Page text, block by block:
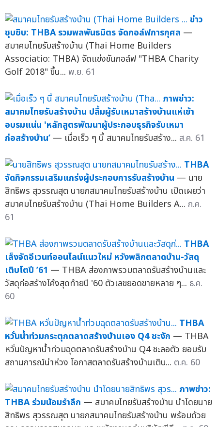
ข่าว
ซุบซิบ: THBA รวมพลพันธมิตร จัดกอล์ฟการกุศล —
สมาคมไทยรับสร้างบ้าน (Thai Home Builders
Associatio: THBA) จัดแข่งขันกอล์ฟ "THBA Charity
Golf 2018" ขึ้น... พ.ย. 61
ภาพข่าว:
สมาคมไทยรับสร้างบ้าน ปลื้มผู้รับเหมาสร้างบ้านแห่เข้า
อบรมแน่น 'หลักสูตรพัฒนาผู้ประกอบธุรกิจรับเหมา
ก่อสร้างบ้าน’ — เมื่อเร็ว ๆ นี้ สมาคมไทยรับสร้าง... ส.ค. 61
THBA
จัดกิจกรรมเสริมแกร่งผู้ประกอบการรับสร้างบ้าน — นาย
สิทธิพร สุวรรณสุต นายกสมาคมไทยรับสร้างบ้าน เปิดเผยว่า
สมาคมไทยรับสร้างบ้าน (Thai Home Builders A... ก.ค.
61
THBA
เล็งจัดอีเวนท์ออนไลน์แนวใหม่ หวังพลิกตลาดบ้าน-วัสดุ
เติบโตปี ’61 — THBA ส่องภาพรวมตลาดรับสร้างบ้านและ
วัสดุก่อสร้างโค้งสุดท้ายปี '60 ตัวเลขยอดขายหลาย ๆ... ธ.ค.
60
THBA
หวั่นน้ำท่วมกระตุกตลาดสร้างบ้านเอง Q4 ชะงัก — THBA
หวั่นปัญหาน้ำท่วมฉุดตลาดรับสร้างบ้าน Q4 ชะลอตัว ยอมรับ
สถานการณ์น่าห่วง โอกาสตลาดรับสร้างบ้านเติบ... ต.ค. 60
ภาพข่าว:
THBA ร่วมน้อมรำลึก — สมาคมไทยรับสร้างบ้าน นำโดยนาย
สิทธิพร สุวรรณสุต นายกสมาคมไทยรับสร้างบ้าน พร้อมด้วย